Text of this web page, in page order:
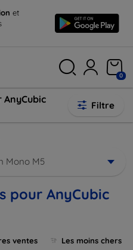
et
0
AnyCubic
Filtre
Mono M5
pour AnyCubic
ventes Les moins chers